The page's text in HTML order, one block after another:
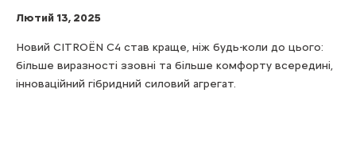
Лютий 13, 2025
Новий CITROЁN С4 став краще, ніж будь-коли до цього:
більше виразності ззовні та більше комфорту всередині,
інноваційний гібридний силовий агрегат.